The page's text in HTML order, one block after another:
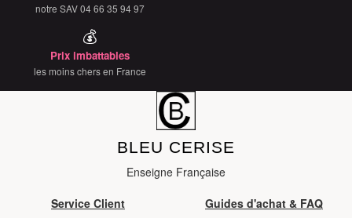
notre SAV 04 66 35 94 97
💰
Prix imbattables
les moins chers en France
BLEU CERISE
Enseigne Française
Service Client
Guides d'achat & FAQ